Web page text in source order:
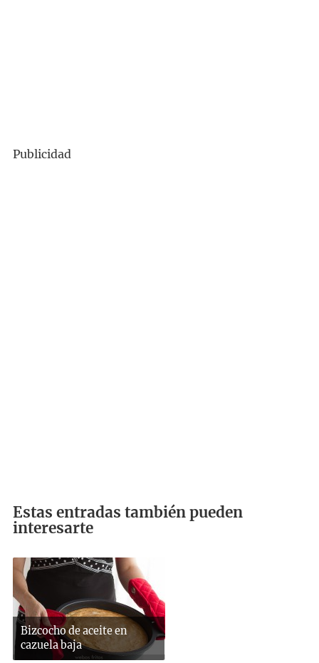
Publicidad
Estas entradas también pueden
interesarte
Bizcocho de aceite en
cazuela baja